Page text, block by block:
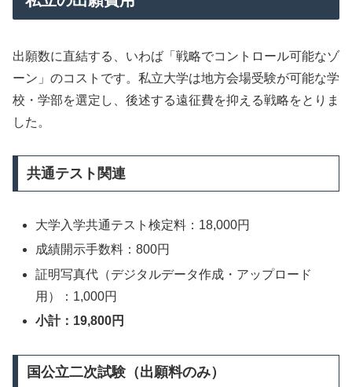
出願数に直結する、いわば「戦略でコントロール可能なゾ
ーン」のコストです。私立大学は地方会場受験が可能な学
校・学部を選定し、後述する遠征費を抑える戦略をとりま
した。
共通テスト関連
大学入学共通テスト検定料：18,000円
成績開示手数料：800円
証明写真代（デジタルデータ作成・アップロード
用）：1,000円
小計：19,800円
国公立二次試験（出願料のみ）